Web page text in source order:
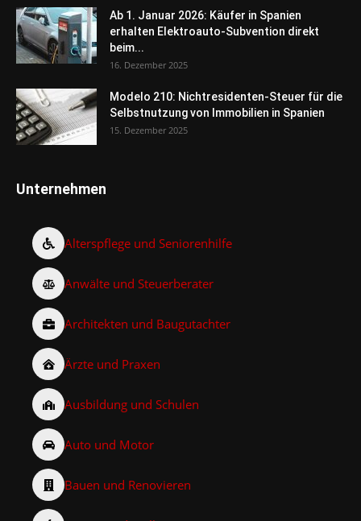
Ab 1. Januar 2026: Käufer in Spanien
erhalten Elektroauto-Subvention direkt
beim...
16. Dezember 2025
Modelo 210: Nichtresidenten-Steuer für die
Selbstnutzung von Immobilien in Spanien
15. Dezember 2025
Unternehmen
Alterspflege und Seniorenhilfe
Anwälte und Steuerberater
Architekten und Baugutachter
Ärzte und Praxen
Ausbildung und Schulen
Auto und Motor
Bauen und Renovieren